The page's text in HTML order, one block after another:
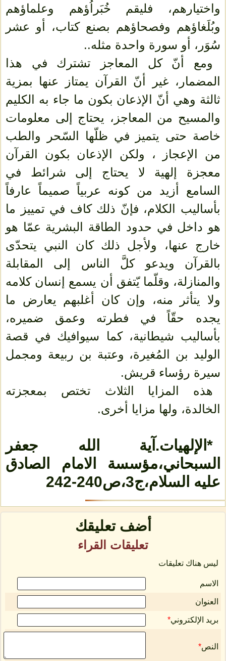
واختيارهم، فليقم خُبَراُؤهم وعلماؤهم
وبُلَغاؤهم وفصحاؤهم بصنع كتاب، أو عشر
سُوَر، أو سورة واحدة مثله..
ومع أنّ كل المعاجز تشترك في هذا
المضمار، غير أنّ القرآن يمتاز عنها بمزية
ثالثة وهي أنّ الإذعان بكون ما جاء به الكليم
والمسيح من المعاجز، يحتاج إلى معلومات
خاصة حتى يتميز في ظلّها السّحر والطب
من الإعجاز ، ولكن الإذعان بكون القرآن
معجزة إلهية لا يحتاج إلى شرائط في
السامع أزيد من كونه عربياً صميماً عارفاً
بأساليب الكلام، فإنّ ذلك كاف في تمييز ما
هو داخل في حدود الطاقة البشرية عمّا هو
خارج عنها، ولأجل ذلك كان النبي يتحدّى
بالقرآن ويدعو كلَّ الناس إلى المقابلة
والمنازلة، وقلّما يّتفق أن يسمع إنسان كلامه
ولا يتأثر منه، وإن كان أغلبهم يعارض ما
يجده حقّاً في فطرته وعمق ضميره،
بأساليب شيطانية، كما سيوافيك في قصة
الوليد بن المُغيرة، وعتبة بن ربيعة ومجمل
سيرة رؤساء قريش.
هذه المزايا الثلاث تختص بمعجزته
الخالدة، ولها مزايا أخرى.
*الإلهيات.آية الله جعفر
السبحاني،مؤسسة الامام الصادق
عليه السلام،ج3،ص240-242
أضف تعليقك
تعليقات القراء
ليس هناك تعليقات
الاسم
العنوان
بريد الإلكتروني*
النص*